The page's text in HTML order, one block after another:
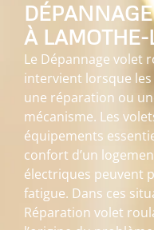
À LAMOTHE-
Le Dépannage volet
intervient lorsque
une réparation ou
mécanisme. Les
équipements
confort d’un
électriques peuvent
fatigue. Dans ces
Réparation volet